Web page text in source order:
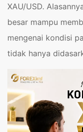
XAU/USD.
besar mampu
mengenai kondisi
tidak hanya